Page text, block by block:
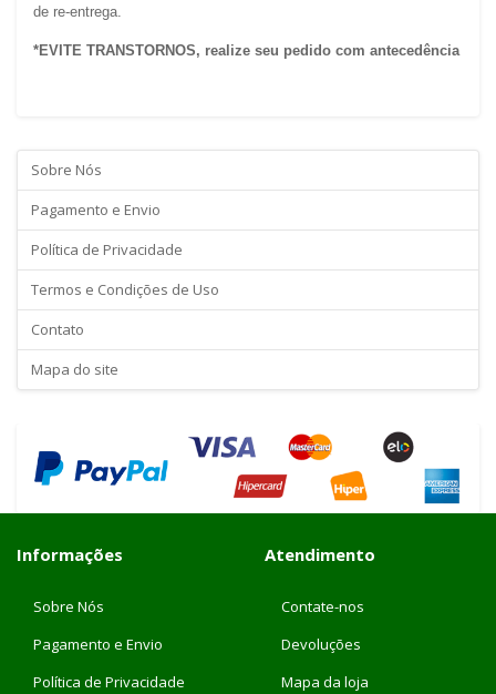
de re-entrega.
*EVITE TRANSTORNOS, realize seu pedido com antecedência
Sobre Nós
Pagamento e Envio
Política de Privacidade
Termos e Condições de Uso
Contato
Mapa do site
Informações
Sobre Nós
Pagamento e Envio
Política de Privacidade
Atendimento
Contate-nos
Devoluções
Mapa da loja